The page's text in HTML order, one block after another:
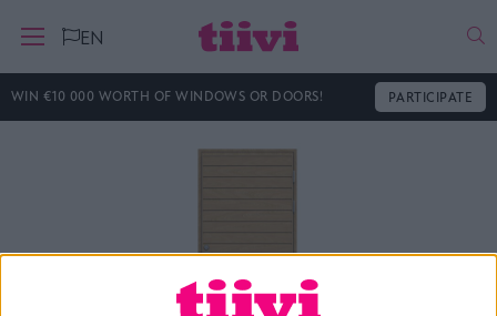
EN Hae
WIN €10 000 WORTH OF WINDOWS OR DOORS! PARTICIPATE